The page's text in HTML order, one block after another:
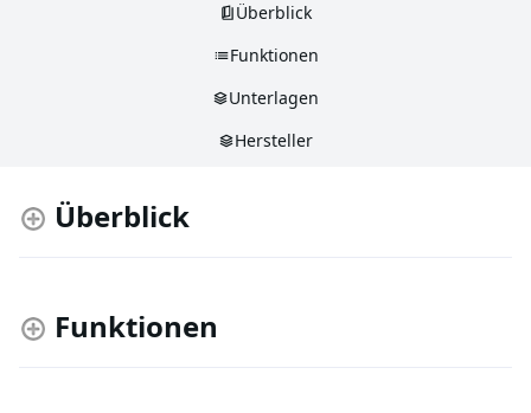
Überblick
Funktionen
Unterlagen
Hersteller
Überblick
Funktionen